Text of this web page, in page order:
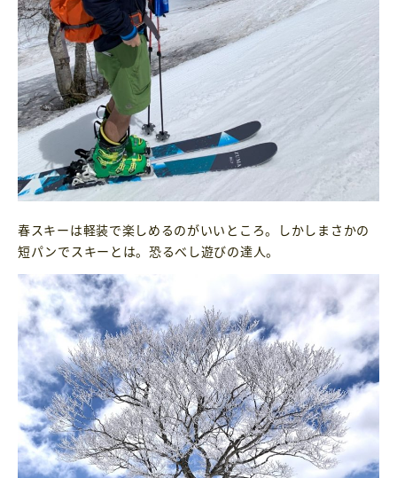
春スキーは軽装で楽しめるのがいいところ。しかしまさかの
短パンでスキーとは。恐るべし遊びの達人。